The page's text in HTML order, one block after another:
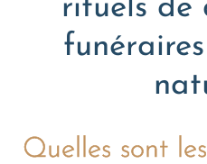
rituels de
Quelles sont